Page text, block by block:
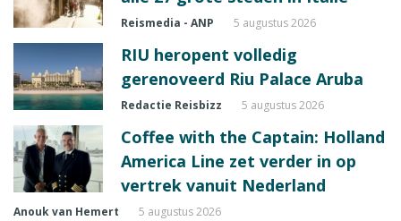
Reismedia - ANP 5 augustus 2026
RIU heropent volledig
gerenoveerd Riu Palace Aruba
Redactie Reisbizz 5 augustus 2026
Coffee with the Captain: Holland
America Line zet verder in op
vertrek vanuit Nederland
Anouk van Hemert 5 augustus 2026